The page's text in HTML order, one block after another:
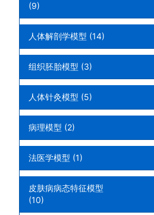
(9)
人体解剖学模型 (14)
组织胚胎模型 (3)
人体针灸模型 (5)
病理模型 (2)
法医学模型 (1)
皮肤病病态特征模型
(10)